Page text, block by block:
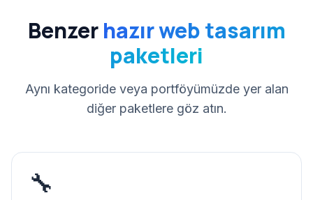
Benzerhazır web tasarım
paketleri
Aynı kategoride veya portföyümüzde yer alan
diğer paketlere göz atın.
🔧